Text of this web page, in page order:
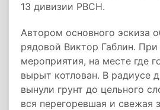
13 дивизии РВСН.
Автором основного эскиза
рядовой Виктор Габлин.
мероприятия, на месте где
вырыт котлован. В радиусе
вынули грунт до цельного
вся перегоревшая и свежая